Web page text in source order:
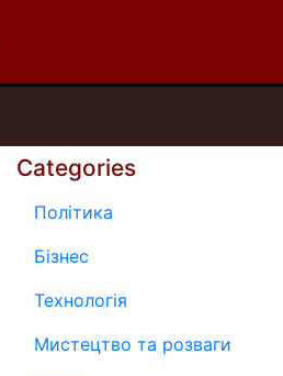
Categories
Політика
Бізнес
Технологія
Мистецтво та розваги